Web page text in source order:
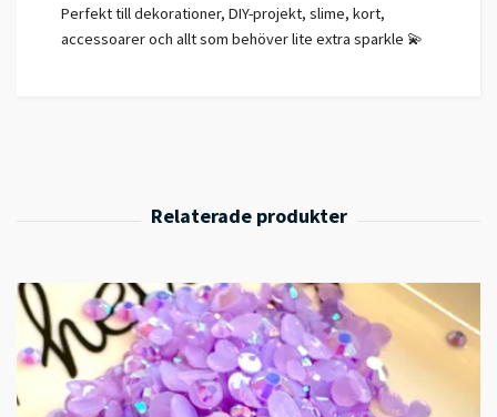
Perfekt till dekorationer, DIY-projekt, slime, kort,
accessoarer och allt som behöver lite extra sparkle 💫